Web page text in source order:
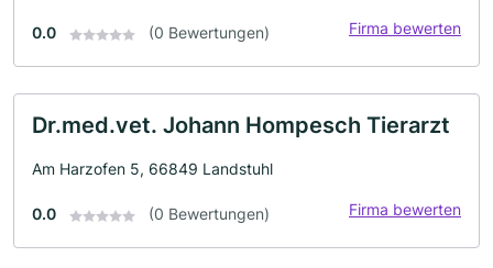
0.0 (0 Bewertungen) Firma bewerten
Dr.med.vet. Johann Hompesch Tierarzt
Am Harzofen 5, 66849 Landstuhl
0.0 (0 Bewertungen) Firma bewerten